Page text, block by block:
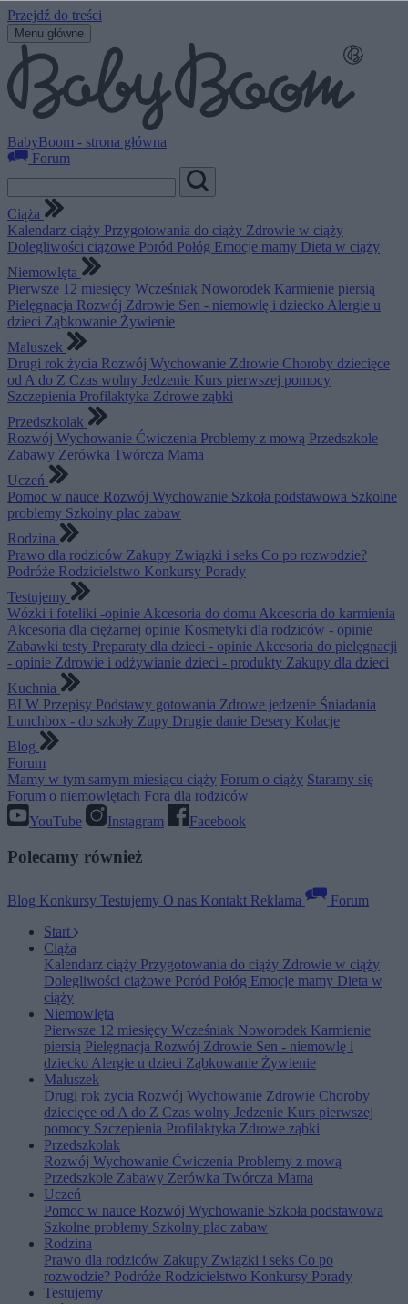
Przejdź do treści
Menu główne
BabyBoom - strona główna
Forum
Ciąża
Kalendarz ciąży Przygotowania do ciąży Zdrowie w ciąży
Dolegliwości ciążowe Poród Połóg Emocje mamy Dieta w ciąży
Niemowlęta
Pierwsze 12 miesięcy Wcześniak Noworodek Karmienie piersią
Pielęgnacja Rozwój Zdrowie Sen - niemowlę i dziecko Alergie u
dzieci Ząbkowanie Żywienie
Maluszek
Drugi rok życia Rozwój Wychowanie Zdrowie Choroby dziecięce
od A do Z Czas wolny Jedzenie Kurs pierwszej pomocy
Szczepienia Profilaktyka Zdrowe ząbki
Przedszkolak
Rozwój Wychowanie Ćwiczenia Problemy z mową Przedszkole
Zabawy Zerówka Twórcza Mama
Uczeń
Pomoc w nauce Rozwój Wychowanie Szkoła podstawowa Szkolne
problemy Szkolny plac zabaw
Rodzina
Prawo dla rodziców Zakupy Związki i seks Co po rozwodzie?
Podróże Rodzicielstwo Konkursy Porady
Testujemy
Wózki i foteliki -opinie Akcesoria do domu Akcesoria do karmienia
Akcesoria dla ciężarnej opinie Kosmetyki dla rodziców - opinie
Zabawki testy Preparaty dla dzieci - opinie Akcesoria do pielęgnacji
- opinie Zdrowie i odżywianie dzieci - produkty Zakupy dla dzieci
Kuchnia
BLW Przepisy Podstawy gotowania Zdrowe jedzenie Śniadania
Lunchbox - do szkoły Zupy Drugie danie Desery Kolacje
Blog
Forum
Mamy w tym samym miesiącu ciąży Forum o ciąży Staramy się
Forum o niemowlętach Fora dla rodziców
YouTube
Instagram Facebook
Polecamy również
Blog Konkursy Testujemy O nas Kontakt Reklama
Forum
Start
Ciąża
Kalendarz ciąży Przygotowania do ciąży Zdrowie w ciąży
Dolegliwości ciążowe Poród Połóg Emocje mamy Dieta w
ciąży
Niemowlęta
Pierwsze 12 miesięcy Wcześniak Noworodek Karmienie
piersią Pielęgnacja Rozwój Zdrowie Sen - niemowlę i
dziecko Alergie u dzieci Ząbkowanie Żywienie
Maluszek
Drugi rok życia Rozwój Wychowanie Zdrowie Choroby
dziecięce od A do Z Czas wolny Jedzenie Kurs pierwszej
pomocy Szczepienia Profilaktyka Zdrowe ząbki
Przedszkolak
Rozwój Wychowanie Ćwiczenia Problemy z mową
Przedszkole Zabawy Zerówka Twórcza Mama
Uczeń
Pomoc w nauce Rozwój Wychowanie Szkoła podstawowa
Szkolne problemy Szkolny plac zabaw
Rodzina
Prawo dla rodziców Zakupy Związki i seks Co po
rozwodzie? Podróże Rodzicielstwo Konkursy Porady
Testujemy